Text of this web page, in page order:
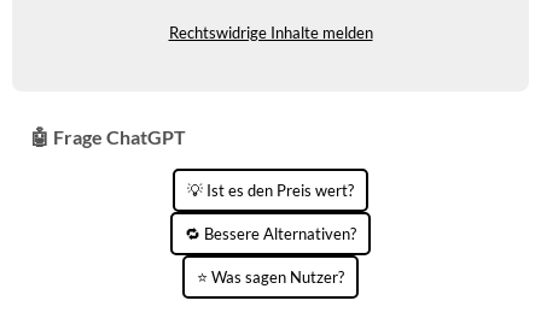
PANTOLETTEN
Rechtswidrige Inhalte melden
🤖 Frage ChatGPT
💡 Ist es den Preis wert?
🔁 Bessere Alternativen?
⭐ Was sagen Nutzer?